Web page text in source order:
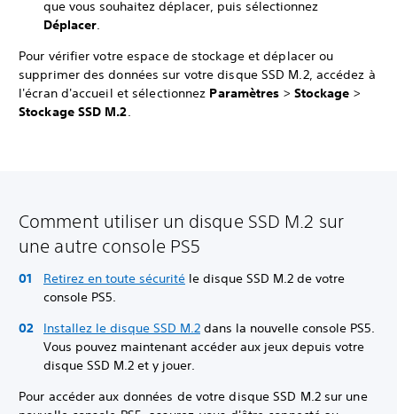
que vous souhaitez déplacer, puis sélectionnez
Déplacer.
Pour vérifier votre espace de stockage et déplacer ou
supprimer des données sur votre disque SSD M.2, accédez à
l'écran d'accueil et sélectionnez Paramètres > Stockage >
Stockage SSD M.2.
Comment utiliser un disque SSD M.2 sur
une autre console PS5
Retirez en toute sécurité le disque SSD M.2 de votre
console PS5.
Installez le disque SSD M.2 dans la nouvelle console PS5.
Vous pouvez maintenant accéder aux jeux depuis votre
disque SSD M.2 et y jouer.
Pour accéder aux données de votre disque SSD M.2 sur une